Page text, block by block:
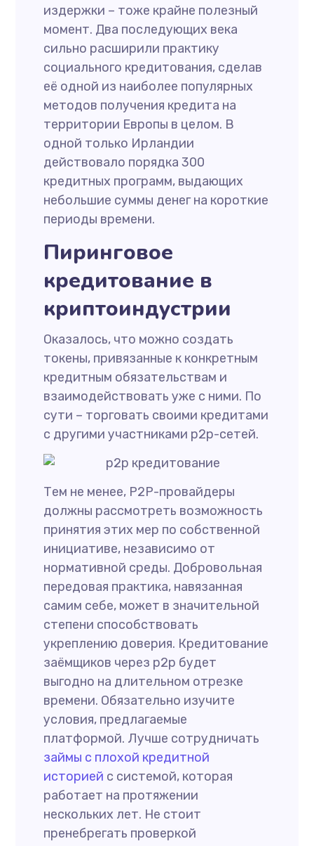
издержки – тоже крайне полезный
момент. Два последующих века
сильно расширили практику
социального кредитования, сделав
её одной из наиболее популярных
методов получения кредита на
территории Европы в целом. В
одной только Ирландии
действовало порядка 300
кредитных программ, выдающих
небольшие суммы денег на короткие
периоды времени.
Пиринговое
кредитование в
криптоиндустрии
Оказалось, что можно создать
токены, привязанные к конкретным
кредитным обязательствам и
взаимодействовать уже с ними. По
сути – торговать своими кредитами
с другими участниками p2p-сетей.
Тем не менее, P2P-провайдеры
должны рассмотреть возможность
принятия этих мер по собственной
инициативе, независимо от
нормативной среды. Добровольная
передовая практика, навязанная
самим себе, может в значительной
степени способствовать
укреплению доверия. Кредитование
заёмщиков через р2р будет
выгодно на длительном отрезке
времени. Обязательно изучите
условия, предлагаемые
платформой. Лучше сотрудничать
займы с плохой кредитной
историей с системой, которая
работает на протяжении
нескольких лет. Не стоит
пренебрегать проверкой